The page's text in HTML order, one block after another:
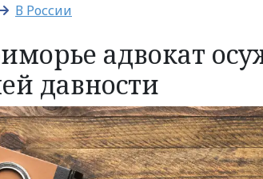
В России
адвокат
давности